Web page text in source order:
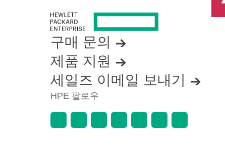
구매 문의
제품 지원
세일즈 이메일 보내기
HPE 팔로우